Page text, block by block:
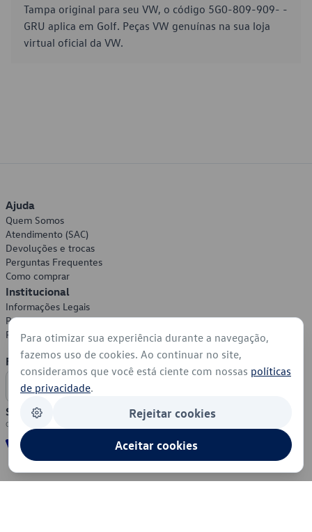
Tampa original para seu VW, o código 5G0-809-909- -
GRU aplica em Golf. Peças VW genuínas na sua loja
virtual oficial da VW.
Ajuda
Quem Somos
Atendimento (SAC)
Devoluções e trocas
Perguntas Frequentes
Como comprar
Institucional
Informações Legais
Política de Privacidade
Política de Cookies
Formas de Pagamento
Segurança
Para otimizar sua experiência durante a navegação,
fazemos uso de cookies. Ao continuar no site,
consideramos que você está ciente com nossas políticas
de privacidade.
Rejeitar cookies
Aceitar cookies